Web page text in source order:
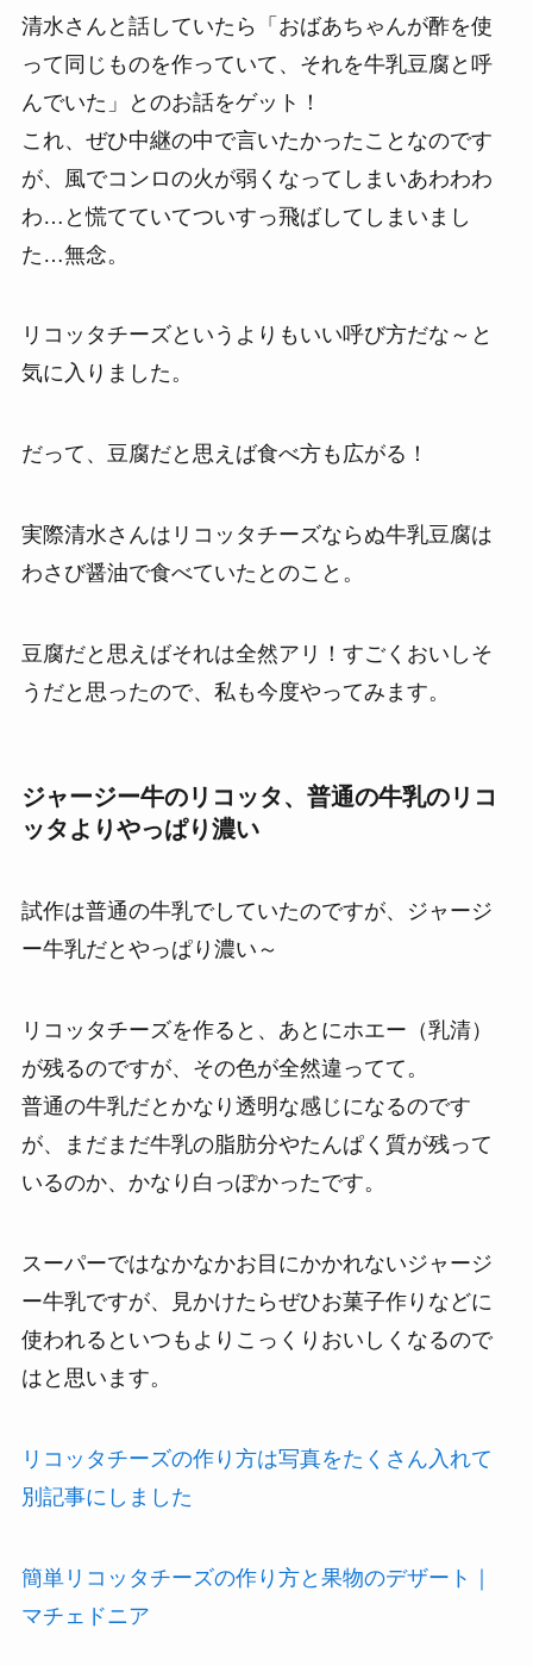
清水さんと話していたら「おばあちゃんが酢を使
って同じものを作っていて、それを牛乳豆腐と呼
んでいた」とのお話をゲット！
これ、ぜひ中継の中で言いたかったことなのです
が、風でコンロの火が弱くなってしまいあわわわ
わ…と慌てていてついすっ飛ばしてしまいまし
た…無念。
リコッタチーズというよりもいい呼び方だな～と
気に入りました。
だって、豆腐だと思えば食べ方も広がる！
実際清水さんはリコッタチーズならぬ牛乳豆腐は
わさび醤油で食べていたとのこと。
豆腐だと思えばそれは全然アリ！すごくおいしそ
うだと思ったので、私も今度やってみます。
ジャージー牛のリコッタ、普通の牛乳のリコ
ッタよりやっぱり濃い
試作は普通の牛乳でしていたのですが、ジャージ
ー牛乳だとやっぱり濃い～
リコッタチーズを作ると、あとにホエー（乳清）
が残るのですが、その色が全然違ってて。
普通の牛乳だとかなり透明な感じになるのです
が、まだまだ牛乳の脂肪分やたんぱく質が残って
いるのか、かなり白っぽかったです。
スーパーではなかなかお目にかかれないジャージ
ー牛乳ですが、見かけたらぜひお菓子作りなどに
使われるといつもよりこっくりおいしくなるので
はと思います。
リコッタチーズの作り方は写真をたくさん入れて
別記事にしました
簡単リコッタチーズの作り方と果物のデザート｜
マチェドニア